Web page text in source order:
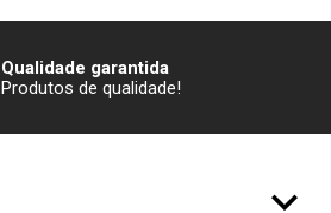
Qualidade garantida
Produtos de qualidade!